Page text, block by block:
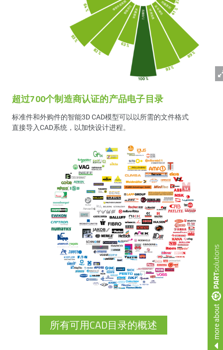
more about
超过700个制造商认证的产品电子目录
标准件和外购件的智能3D CAD模型可以以所需的文件格式
直接导入CAD系统，以加快设计进程。
所有可用CAD目录的概述